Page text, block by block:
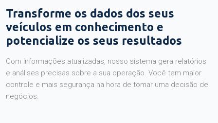
Transforme os dados dos seus
veículos em conhecimento e
potencialize os seus resultados
Com informações atualizadas, nosso sistema gera relatórios
e análises precisas sobre a sua operação. Você tem maior
controle e mais segurança na hora de tomar uma decisão de
negócios.